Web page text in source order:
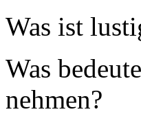
Was ist
Was
nehmen?